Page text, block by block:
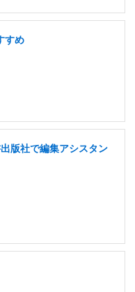
すめ
版社で編集アシスタン